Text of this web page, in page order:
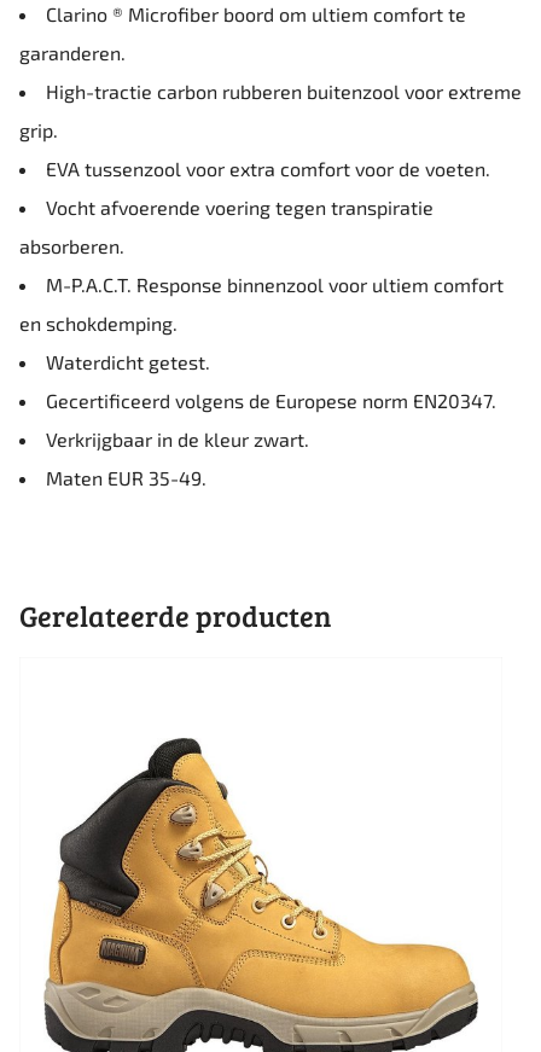
Clarino ® Microfiber boord om ultiem comfort te
garanderen.
High-tractie carbon rubberen buitenzool voor extreme
grip.
EVA tussenzool voor extra comfort voor de voeten.
Vocht afvoerende voering tegen transpiratie
absorberen.
M-P.A.C.T. Response binnenzool voor ultiem comfort
en schokdemping.
Waterdicht getest.
Gecertificeerd volgens de Europese norm EN20347.
Verkrijgbaar in de kleur zwart.
Maten EUR 35-49.
Gerelateerde producten